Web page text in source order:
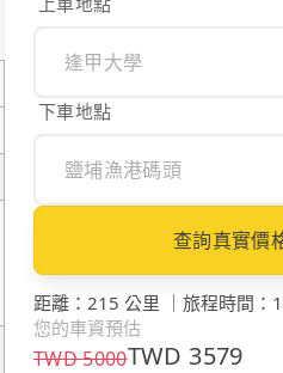
下車地點
查詢真實價
距離 ： 215 公里 ｜ 旅程時間 ：
您的車資預估
TWD5000TWD 3579